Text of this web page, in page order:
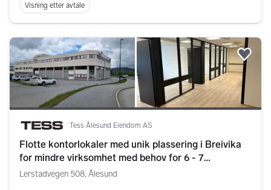
Visning etter avtale
Tess Ålesund Eiendom AS
Flotte kontorlokaler med unik plassering i Breivika
for mindre virksomhet med behov for 6 - 7
kontorplasser
Lerstadvegen 508, Ålesund